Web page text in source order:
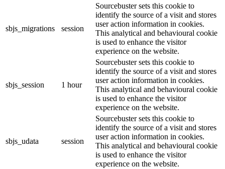
sbjs_migrations session
Sourcebuster sets this cookie to
identify the source of a visit and stores
user action information in cookies.
This analytical and behavioural cookie
is used to enhance the visitor
experience on the website.
sbjs_session 1 hour
Sourcebuster sets this cookie to
identify the source of a visit and stores
user action information in cookies.
This analytical and behavioural cookie
is used to enhance the visitor
experience on the website.
sbjs_udata session
Sourcebuster sets this cookie to
identify the source of a visit and stores
user action information in cookies.
This analytical and behavioural cookie
is used to enhance the visitor
experience on the website.